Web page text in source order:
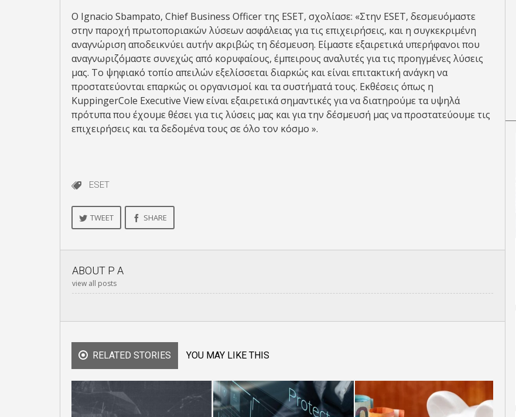
Ο Ignacio Sbampato, Chief Business Officer της ESET, σχολίασε: «Στην ESET, δεσμευόμαστε
στην παροχή πρωτοποριακών λύσεων ασφάλειας για τις επιχειρήσεις, και η συγκεκριμένη
αναγνώριση αποδεικνύει αυτήν ακριβώς τη δέσμευση. Είμαστε εξαιρετικά υπερήφανοι που
αναγνωριζόμαστε συνεχώς από κορυφαίους, έμπειρους αναλυτές για τις προηγμένες λύσεις
μας. Το ψηφιακό τοπίο απειλών εξελίσσεται διαρκώς και είναι επιτακτική ανάγκη να
προστατεύονται επαρκώς οι οργανισμοί και τα συστήματά τους. Εκθέσεις όπως η
KuppingerCole Executive View είναι εξαιρετικά σημαντικές για να διατηρούμε τα υψηλά
πρότυπα που έχουμε θέσει για τις λύσεις μας και για την δέσμευσή μας να προστατεύουμε τις
επιχειρήσεις και τα δεδομένα τους σε όλο τον κόσμο ».
ESET
TWEET SHARE
ABOUT P A
view all posts
RELATED STORIES YOU MAY LIKE THIS